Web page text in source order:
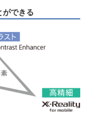
ができる